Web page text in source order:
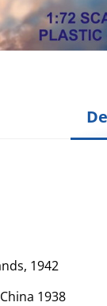
1942
1938